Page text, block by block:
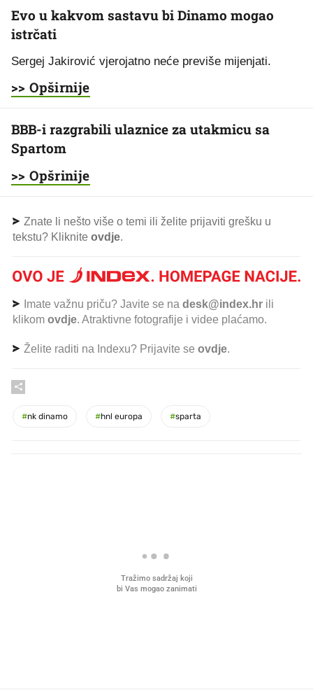
Evo u kakvom sastavu bi Dinamo mogao
istrčati
Sergej Jakirović vjerojatno neće previše mijenjati.
>> Opširnije
BBB-i razgrabili ulaznice za utakmicu sa
Spartom
>> Opšrinije
Znate li nešto više o temi ili želite prijaviti grešku u
tekstu? Kliknite ovdje.
Imate važnu priču? Javite se na desk@index.hr ili
klikom ovdje. Atraktivne fotografije i videe plaćamo.
Želite raditi na Indexu? Prijavite se ovdje.
#nk dinamo #hnl europa #sparta